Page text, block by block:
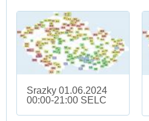
Srazky 01.06.2024
00:00-21:00 SELC